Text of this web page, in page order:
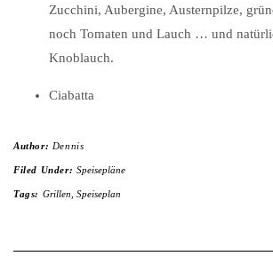
Zucchini, Aubergine, Austernpilze,
noch Tomaten und Lauch … und
Knoblauch.
Ciabatta
Author: Dennis
Filed Under: Speisepläne
Tags: Grillen Speiseplan